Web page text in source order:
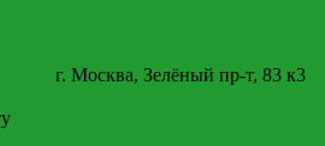
г. Москва, Зелёный пр-т, 83 к3